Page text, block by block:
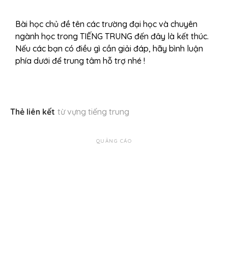
Bài học chủ đề tên các trường đại học và chuyên
ngành học trong TIẾNG TRUNG đến đây là kết thúc.
Nếu các bạn có điều gì cần giải đáp, hãy bình luận
phía dưới để trung tâm hỗ trợ nhé !
Thẻ liên kết từ vựng tiếng trung
QUẢNG CÁO